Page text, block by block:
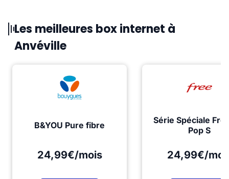
Les meilleures box internet à
Anvéville
B&YOU Pure fibre
24,99€/mois
Série Spéciale
Pop S
24,99€/